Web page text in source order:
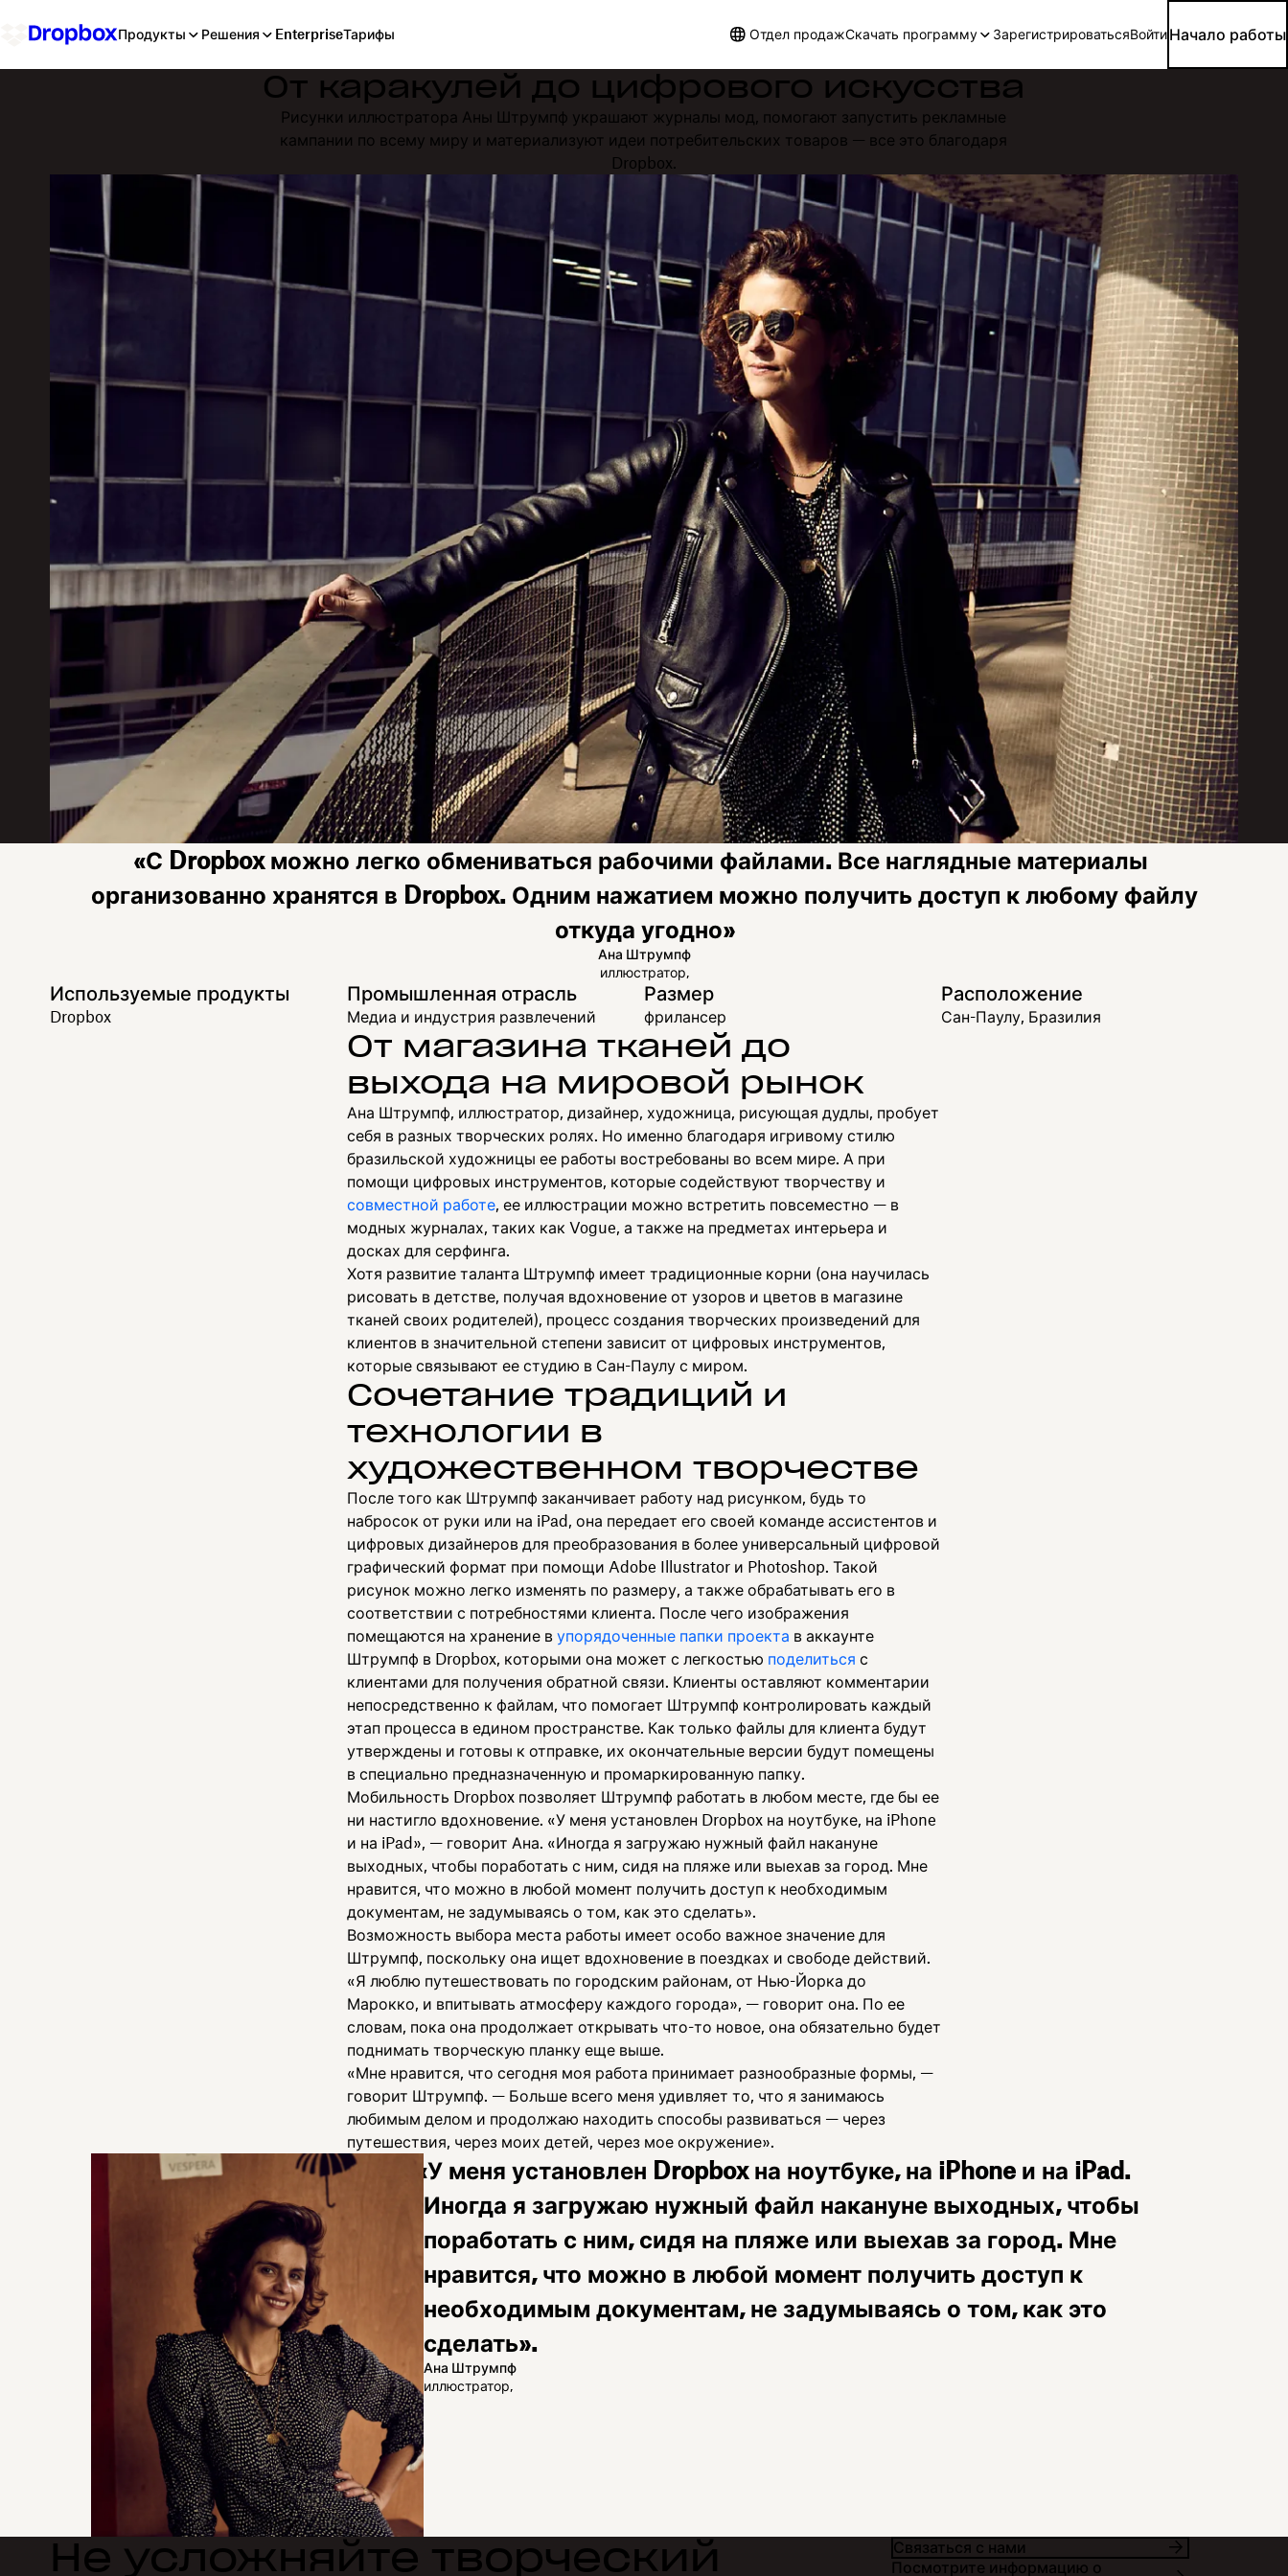
Продукты Решения EnterpriseТарифы Отдел продажСкачать программу ЗарегистрироватьсяВойтиНачало работы
От каракулей до цифрового искусства
Рисунки иллюстратора Аны Штрумпф украшают журналы мод, помогают запустить рекламные
кампании по всему миру и материализуют идеи потребительских товаров — все это благодаря
Dropbox.
«С Dropbox можно легко обмениваться рабочими файлами. Все наглядные материалы
организованно хранятся в Dropbox. Одним нажатием можно получить доступ к любому файлу
откуда угодно»
Ана Штрумпф
иллюстратор,
Используемые продукты
Dropbox
Промышленная отрасль
Медиа и индустрия развлечений
Размер
фрилансер
Расположение
Сан-Паулу, Бразилия
От магазина тканей до
выхода на мировой рынок
Ана Штрумпф, иллюстратор, дизайнер, художница, рисующая дудлы, пробует
себя в разных творческих ролях. Но именно благодаря игривому стилю
бразильской художницы ее работы востребованы во всем мире. А при
помощи цифровых инструментов, которые содействуют творчеству и
совместной работе, ее иллюстрации можно встретить повсеместно — в
модных журналах, таких как Vogue, а также на предметах интерьера и
досках для серфинга.
Хотя развитие таланта Штрумпф имеет традиционные корни (она научилась
рисовать в детстве, получая вдохновение от узоров и цветов в магазине
тканей своих родителей), процесс создания творческих произведений для
клиентов в значительной степени зависит от цифровых инструментов,
которые связывают ее студию в Сан-Паулу с миром.
Сочетание традиций и
технологии в
художественном творчестве
После того как Штрумпф заканчивает работу над рисунком, будь то
набросок от руки или на iPad, она передает его своей команде ассистентов и
цифровых дизайнеров для преобразования в более универсальный цифровой
графический формат при помощи Adobe Illustrator и Photoshop. Такой
рисунок можно легко изменять по размеру, а также обрабатывать его в
соответствии с потребностями клиента. После чего изображения
помещаются на хранение в упорядоченные папки проекта в аккаунте
Штрумпф в Dropbox, которыми она может с легкостью поделиться с
клиентами для получения обратной связи. Клиенты оставляют комментарии
непосредственно к файлам, что помогает Штрумпф контролировать каждый
этап процесса в едином пространстве. Как только файлы для клиента будут
утверждены и готовы к отправке, их окончательные версии будут помещены
в специально предназначенную и промаркированную папку.
Мобильность Dropbox позволяет Штрумпф работать в любом месте, где бы ее
ни настигло вдохновение. «У меня установлен Dropbox на ноутбуке, на iPhone
и на iPad», — говорит Ана. «Иногда я загружаю нужный файл накануне
выходных, чтобы поработать с ним, сидя на пляже или выехав за город. Мне
нравится, что можно в любой момент получить доступ к необходимым
документам, не задумываясь о том, как это сделать».
Возможность выбора места работы имеет особо важное значение для
Штрумпф, поскольку она ищет вдохновение в поездках и свободе действий.
«Я люблю путешествовать по городским районам, от Нью-Йорка до
Марокко, и впитывать атмосферу каждого города», — говорит она. По ее
словам, пока она продолжает открывать что-то новое, она обязательно будет
поднимать творческую планку еще выше.
«Мне нравится, что сегодня моя работа принимает разнообразные формы, —
говорит Штрумпф. — Больше всего меня удивляет то, что я занимаюсь
любимым делом и продолжаю находить способы развиваться — через
путешествия, через моих детей, через мое окружение».
«У меня установлен Dropbox на ноутбуке, на iPhone и на iPad.
Иногда я загружаю нужный файл накануне выходных, чтобы
поработать с ним, сидя на пляже или выехав за город. Мне
нравится, что можно в любой момент получить доступ к
необходимым документам, не задумываясь о том, как это
сделать».
Ана Штрумпф
иллюстратор,
Не усложняйте творческий
Связаться с нами
Посмотрите информацию о